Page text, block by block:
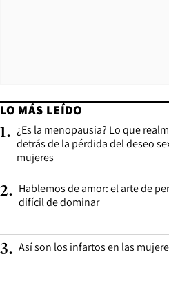
LO MÁS LEÍDO
1. ¿Es la menopausia? Lo que
detrás de la pérdida del deseo
mujeres
2. Hablemos de amor: el arte de
difícil de dominar
3. Así son los infartos en las